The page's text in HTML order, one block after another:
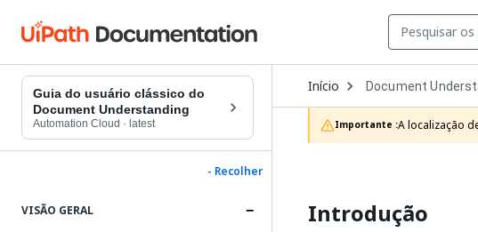
Guia do usuário clássico do
Document Understanding
Automation Cloud · latest
- Recolher
VISÃO GERAL
Início Open
Dropdown
to
choose
product
Document
Importante :A localização
Introdução